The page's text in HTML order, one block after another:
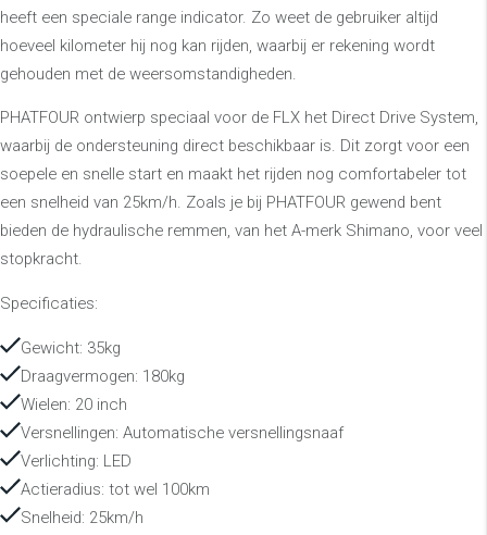
heeft een speciale range indicator. Zo weet de gebruiker altijd
hoeveel kilometer hij nog kan rijden, waarbij er rekening wordt
gehouden met de weersomstandigheden.
PHATFOUR ontwierp speciaal voor de FLX het Direct Drive System,
waarbij de ondersteuning direct beschikbaar is. Dit zorgt voor een
soepele en snelle start en maakt het rijden nog comfortabeler tot
een snelheid van 25km/h. Zoals je bij PHATFOUR gewend bent
bieden de hydraulische remmen, van het A-merk Shimano, voor veel
stopkracht.
Specificaties:
Gewicht: 35kg
Draagvermogen: 180kg
Wielen: 20 inch
Versnellingen: Automatische versnellingsnaaf
Verlichting: LED
Actieradius: tot wel 100km
Snelheid: 25km/h